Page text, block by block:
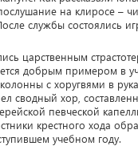
на клиросе –
службы состоялись
царственным
добрым примером в
с хоругвями в
сводный хор,
певческой
крестного хода
учебном году.